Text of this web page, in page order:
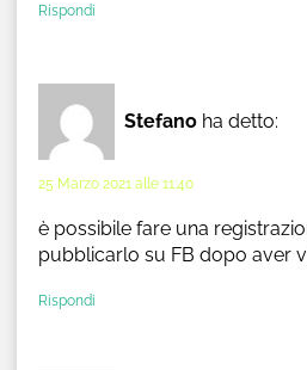
Rispondi
Stefano ha detto:
25 Marzo 2021 alle 11:40
è possibile fare una
pubblicarlo su FB dopo aver
Rispondi